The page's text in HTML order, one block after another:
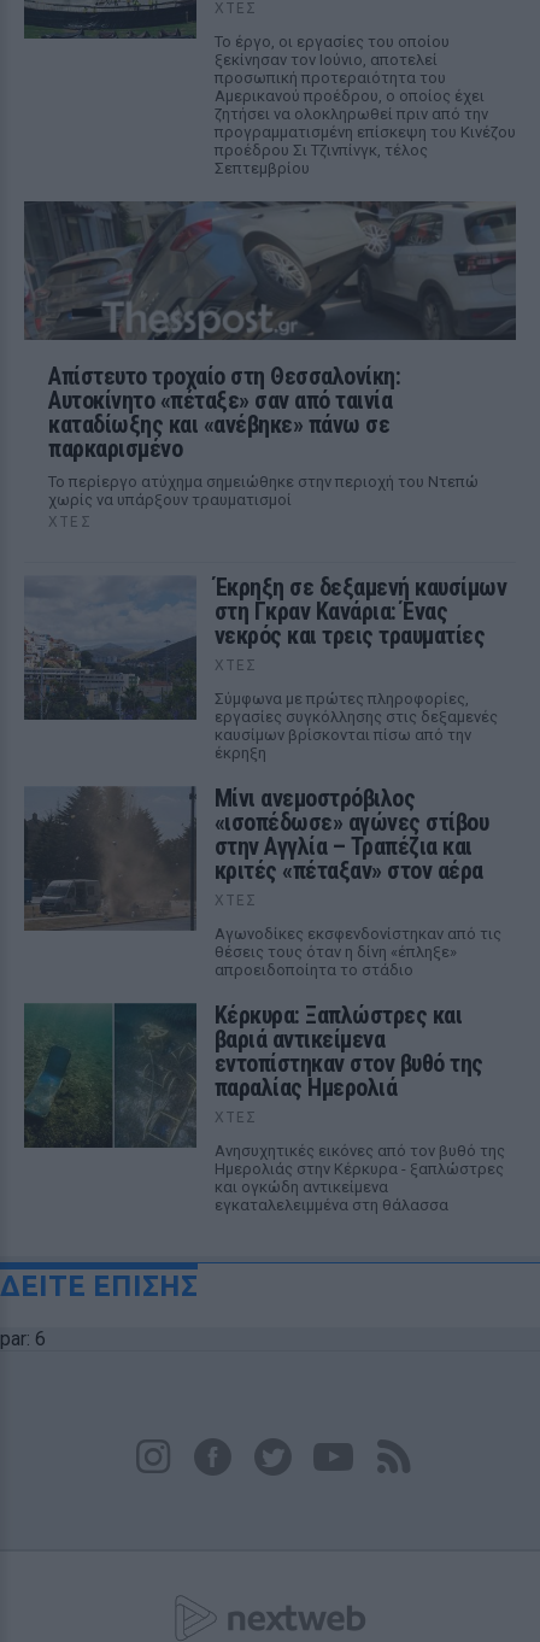
ΧΤΕΣ
Το έργο, οι εργασίες του οποίου
ξεκίνησαν τον Ιούνιο, αποτελεί
προσωπική προτεραιότητα του
Αμερικανού προέδρου, ο οποίος έχει
ζητήσει να ολοκληρωθεί πριν από την
προγραμματισμένη επίσκεψη του Κινέζου
προέδρου Σι Τζινπίνγκ, τέλος
Σεπτεμβρίου
Απίστευτο τροχαίο στη Θεσσαλονίκη:
Αυτοκίνητο «πέταξε» σαν από ταινία
καταδίωξης και «ανέβηκε» πάνω σε
παρκαρισμένο
Το περίεργο ατύχημα σημειώθηκε στην περιοχή του Ντεπώ
χωρίς να υπάρξουν τραυματισμοί
ΧΤΕΣ
Έκρηξη σε δεξαμενή καυσίμων
στη Γκραν Κανάρια: Ένας
νεκρός και τρεις τραυματίες
ΧΤΕΣ
Σύμφωνα με πρώτες πληροφορίες,
εργασίες συγκόλλησης στις δεξαμενές
καυσίμων βρίσκονται πίσω από την
έκρηξη
Μίνι ανεμοστρόβιλος
«ισοπέδωσε» αγώνες στίβου
στην Αγγλία – Τραπέζια και
κριτές «πέταξαν» στον αέρα
ΧΤΕΣ
Αγωνοδίκες εκσφενδονίστηκαν από τις
θέσεις τους όταν η δίνη «έπληξε»
απροειδοποίητα το στάδιο
Κέρκυρα: Ξαπλώστρες και
βαριά αντικείμενα
εντοπίστηκαν στον βυθό της
παραλίας Ημερολιά
ΧΤΕΣ
Ανησυχητικές εικόνες από τον βυθό της
Ημερολιάς στην Κέρκυρα - ξαπλώστρες
και ογκώδη αντικείμενα
εγκαταλελειμμένα στη θάλασσα
ΔΕΙΤΕ ΕΠΙΣΗΣ
par: 6